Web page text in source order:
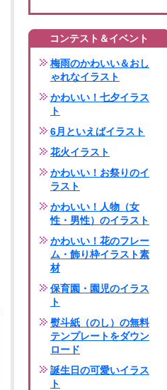
コンテスト＆イベント
梅雨のかわいい＆おし
ゃれなイラスト
かわいい！七夕イラス
ト
6月といえばイラスト
花火イラスト
かわいい！お祭りのイ
ラスト
かわいい！人物（女
性・男性）のイラスト
かわいい！花のフレー
ム・飾り枠イラスト素
材
保育園・園児のイラス
ト
熨斗紙（のし）の無料
テンプレートをダウン
ロード
誕生日の可愛いイラス
ト